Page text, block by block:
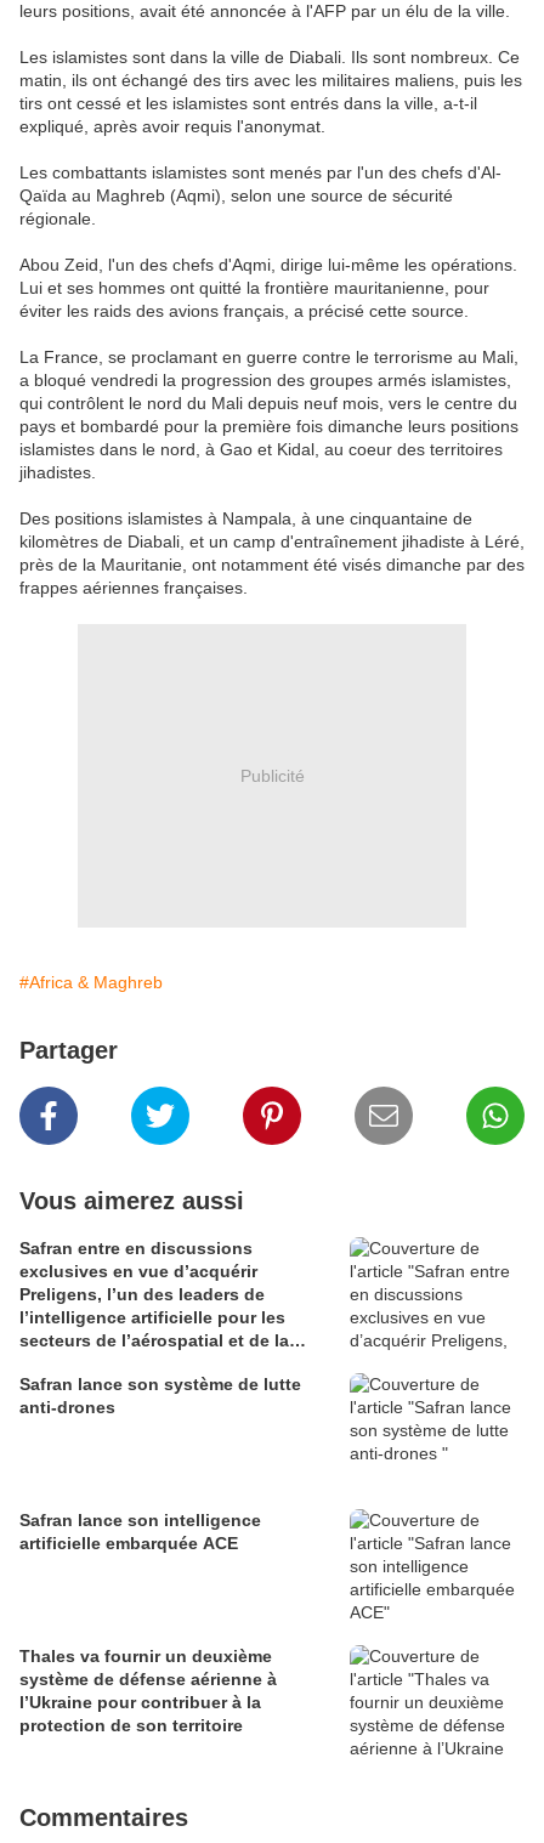
leurs positions, avait été annoncée à l'AFP par un élu de la ville.
Les islamistes sont dans la ville de Diabali. Ils sont nombreux. Ce
matin, ils ont échangé des tirs avec les militaires maliens, puis les
tirs ont cessé et les islamistes sont entrés dans la ville, a-t-il
expliqué, après avoir requis l'anonymat.
Les combattants islamistes sont menés par l'un des chefs d'Al-
Qaïda au Maghreb (Aqmi), selon une source de sécurité
régionale.
Abou Zeid, l'un des chefs d'Aqmi, dirige lui-même les opérations.
Lui et ses hommes ont quitté la frontière mauritanienne, pour
éviter les raids des avions français, a précisé cette source.
La France, se proclamant en guerre contre le terrorisme au Mali,
a bloqué vendredi la progression des groupes armés islamistes,
qui contrôlent le nord du Mali depuis neuf mois, vers le centre du
pays et bombardé pour la première fois dimanche leurs positions
islamistes dans le nord, à Gao et Kidal, au coeur des territoires
jihadistes.
Des positions islamistes à Nampala, à une cinquantaine de
kilomètres de Diabali, et un camp d'entraînement jihadiste à Léré,
près de la Mauritanie, ont notamment été visés dimanche par des
frappes aériennes françaises.
Publicité
#Africa & Maghreb
Partager
Vous aimerez aussi
Safran entre en discussions
exclusives en vue d’acquérir
Preligens, l’un des leaders de
l’intelligence artificielle pour les
secteurs de l’aérospatial et de la
Safran lance son système de lutte
anti-drones
Safran lance son intelligence
artificielle embarquée ACE
Thales va fournir un deuxième
système de défense aérienne à
l’Ukraine pour contribuer à la
protection de son territoire
Commentaires